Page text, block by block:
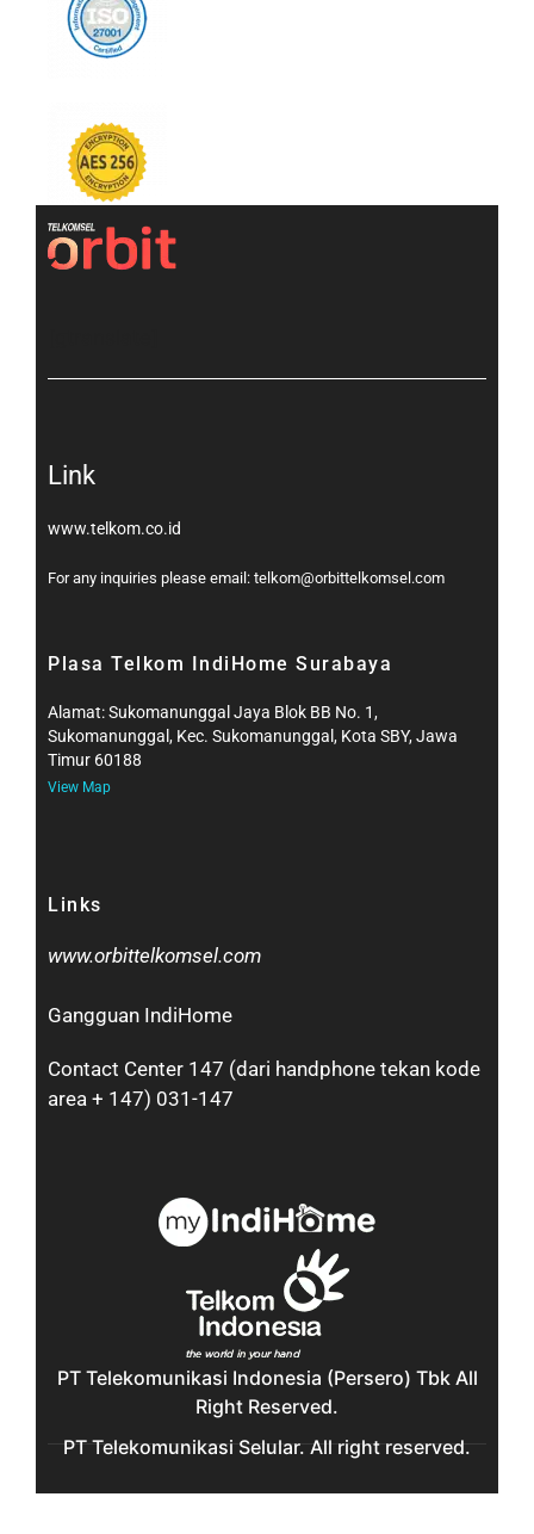
Link
www.telkom.co.id
For any inquiries please email: telkom@orbittelkomsel.com
Plasa Telkom IndiHome Surabaya
Alamat: Sukomanunggal Jaya Blok BB No. 1,
Sukomanunggal, Kec. Sukomanunggal, Kota SBY, Jawa
Timur 60188
View Map
Links
www.orbittelkomsel.com
Gangguan IndiHome
Contact Center 147 (dari handphone tekan kode
area + 147) 031-147
PT Telekomunikasi Indonesia (Persero) Tbk All
Right Reserved.
PT Telekomunikasi Selular. All right reserved.